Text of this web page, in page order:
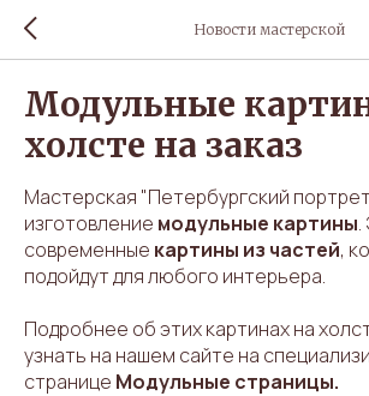
Новости мастерской
Модульные
холсте на заказ
Мастерская "Петербургский
изготовление модульные картины.
современные картины из частей,
подойдут для любого интерьера.
Подробнее об этих картинах на
узнать на нашем сайте на
странице Модульные страницы.